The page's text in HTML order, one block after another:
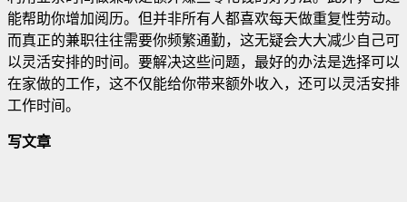
能帮助你增加阅历。但并非所有人都喜欢每天做重复性劳动。
而真正的兼职往往需要你频繁通勤，这无疑会大大减少自己可
以灵活安排的时间。要解决这些问题，最好的办法是选择可以
在家做的工作，这不仅能给你带来额外收入，还可以灵活安排
工作时间。
写文章